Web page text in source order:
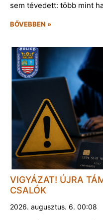
sem tévedett: több mint
BŐVEBBEN »
VIGYÁZAT! ÚJRA
CSALÓK
2026. augusztus. 6. 00:08